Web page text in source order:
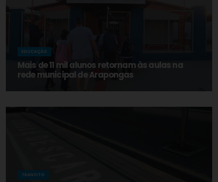
EDUCAÇÃO
Mais de 11 mil alunos retornam às aulas na
rede municipal de Arapongas
TRANSITO